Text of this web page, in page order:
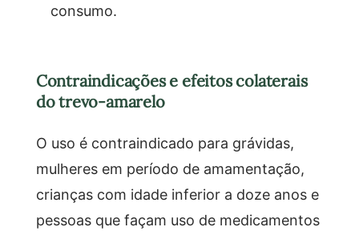
consumo.
Contraindicações e efeitos colaterais
do trevo-amarelo
O uso é contraindicado para grávidas,
mulheres em período de amamentação,
crianças com idade inferior a doze anos e
pessoas que façam uso de medicamentos